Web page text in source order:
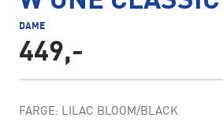
DAME
449,-
FARGE: LILAC BLOOM/BLACK